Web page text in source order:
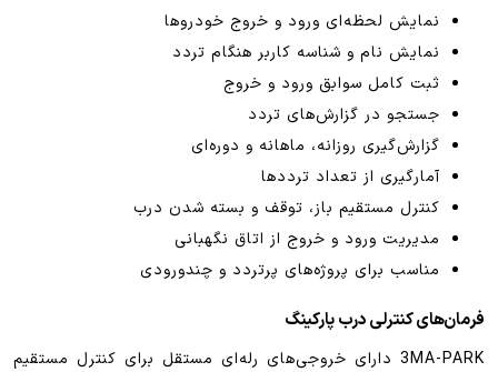
نمایش لحظه‌ای ورود و خروج خودروها
نمایش نام و شناسه کاربر هنگام تردد
ثبت کامل سوابق ورود و خروج
جستجو در گزارش‌های تردد
گزارش‌گیری روزانه، ماهانه و دوره‌ای
آمارگیری از تعداد ترددها
کنترل مستقیم باز، توقف و بسته شدن درب
مدیریت ورود و خروج از اتاق نگهبانی
مناسب برای پروژه‌های پرتردد و چندورودی
فرمان‌های کنترلی درب پارکینگ
3MA-PARK دارای خروجی‌های رله‌ای مستقل برای کنترل مستقیم